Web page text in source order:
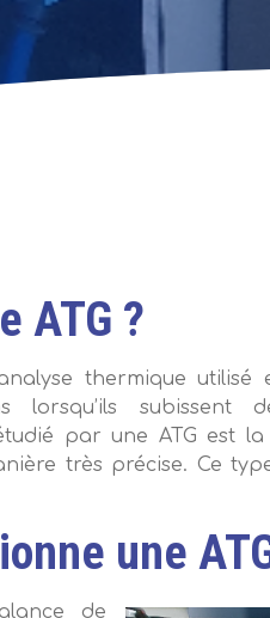
ATG ?
thermique
lorsqu’ils
par une ATG est la
très précise. Ce
une
de